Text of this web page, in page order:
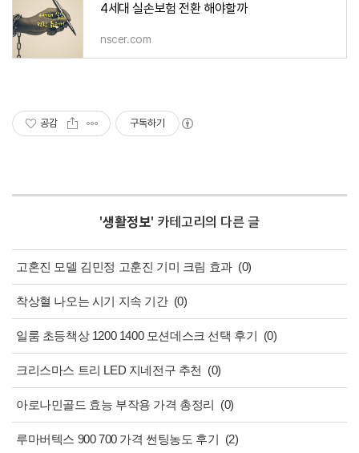
4세대 실손보험 전환 해야할까
nscer.com
공감 구독하기
'생활정보' 카테고리의 다른 글
고혼진 모델 김민정 고훈진 기미 크림 효과 (0)
착상혈 나오는 시기 지속 기간 (0)
일룸 초등책상 1200 1400 모션데스크 선택 후기 (0)
크리스마스 트리 LED 지네전구 추천 (0)
아로나민골드 효능 부작용 가격 총정리 (0)
루마버텍스 900 700 가격 썬팅농도 후기 (2)